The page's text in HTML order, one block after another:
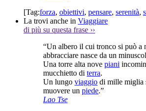
[Tag:forza, obiettivi, pensare, serenità,
La trovi anche in Viaggiare
di più su questa frase ››
“Un albero il cui tronco si può a
abbracciare nasce da un
Una torre alta nove piani
mucchietto di terra.
Un lungo viaggio di mille miglia
muovere un piede.”
Lao Tse